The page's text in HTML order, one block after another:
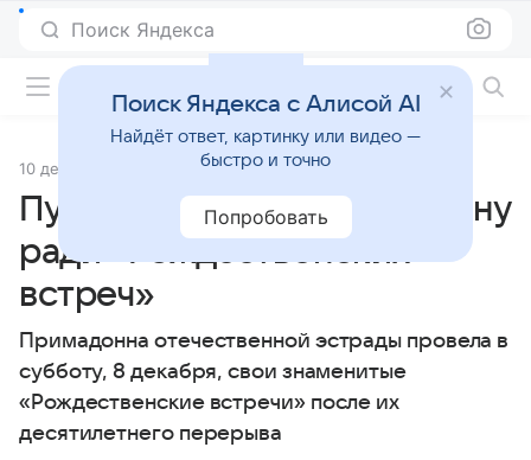
Поиск Яндекса
10 декабря 2012 Источник:© РИА Новости
Пугачева вернулась на сцену
ради «Рождественских
встреч»
Примадонна отечественной эстрады провела в
субботу, 8 декабря, свои знаменитые
«Рождественские встречи» после их
десятилетнего перерыва
Поиск Яндекса с Алисой AI
Найдёт ответ, картинку или видео —
быстро и точно
Попробовать